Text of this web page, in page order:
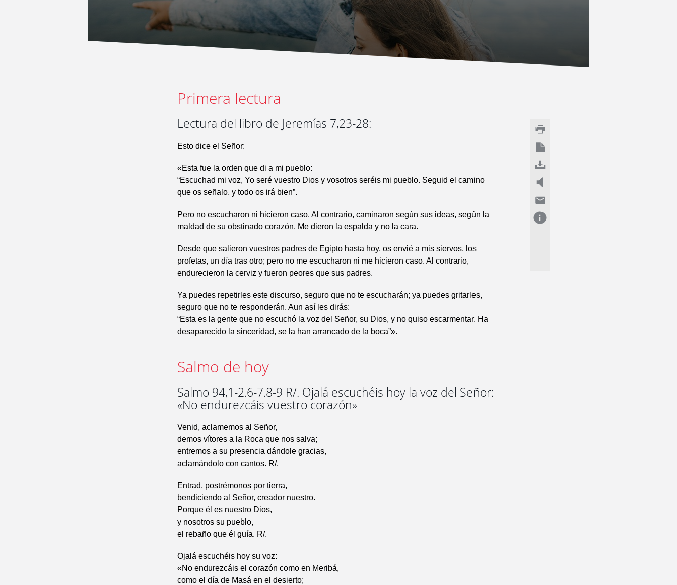
Primera lectura
Lectura del libro de Jeremías 7,23-28:
Esto dice el Señor:
«Esta fue la orden que di a mi pueblo:
“Escuchad mi voz, Yo seré vuestro Dios y vosotros seréis mi pueblo. Seguid el camino
que os señalo, y todo os irá bien”.
Pero no escucharon ni hicieron caso. Al contrario, caminaron según sus ideas, según la
maldad de su obstinado corazón. Me dieron la espalda y no la cara.
Desde que salieron vuestros padres de Egipto hasta hoy, os envié a mis siervos, los
profetas, un día tras otro; pero no me escucharon ni me hicieron caso. Al contrario,
endurecieron la cerviz y fueron peores que sus padres.
Ya puedes repetirles este discurso, seguro que no te escucharán; ya puedes gritarles,
seguro que no te responderán. Aun así les dirás:
“Esta es la gente que no escuchó la voz del Señor, su Dios, y no quiso escarmentar. Ha
desaparecido la sinceridad, se la han arrancado de la boca”».
Salmo de hoy
Salmo 94,1-2.6-7.8-9 R/. Ojalá escuchéis hoy la voz del Señor:
«No endurezcáis vuestro corazón»
Venid, aclamemos al Señor,
demos vítores a la Roca que nos salva;
entremos a su presencia dándole gracias,
aclamándolo con cantos. R/.
Entrad, postrémonos por tierra,
bendiciendo al Señor, creador nuestro.
Porque él es nuestro Dios,
y nosotros su pueblo,
el rebaño que él guía. R/.
Ojalá escuchéis hoy su voz:
«No endurezcáis el corazón como en Meribá,
como el día de Masá en el desierto;